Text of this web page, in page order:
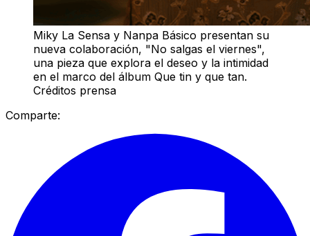
Miky La Sensa y Nanpa Básico presentan su
nueva colaboración, "No salgas el viernes",
una pieza que explora el deseo y la intimidad
en el marco del álbum Que tin y que tan.
Créditos prensa
Comparte: